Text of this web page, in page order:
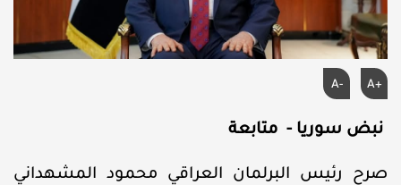
A+
A-
نبض سوريا - متابعة
صرح رئيس البرلمان العراقي محمود المشهداني